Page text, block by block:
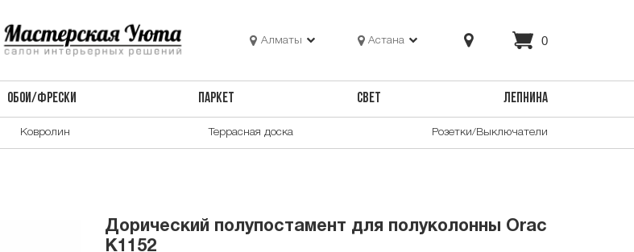
Алматы Астана 0
ОБОИ/ФРЕСКИ ПАРКЕТ СВЕТ ЛЕПНИНА
Ковролин Террасная доска Розетки/Выключатели
Дорический полупостамент для полуколонны Orac
K1152